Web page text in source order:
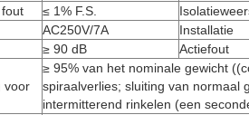
≤ 1% F.S.
AC250V/7A Installatie
≥ 90 dB Actiefout
voor
≥ 95% van het nominale gewicht
spiraalverlies; sluiting van normaal
intermitterend rinkelen (een